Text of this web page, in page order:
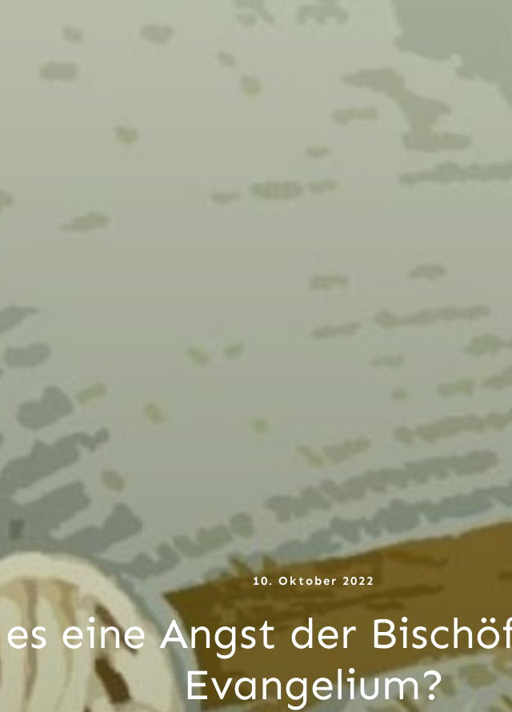
10. Oktober 2022
eine Angst der
Evangelium?